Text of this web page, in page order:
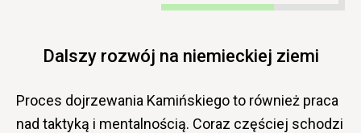
Dalszy rozwój na niemieckiej ziemi
Proces dojrzewania Kamińskiego to również praca
nad taktyką i mentalnością. Coraz częściej schodzi